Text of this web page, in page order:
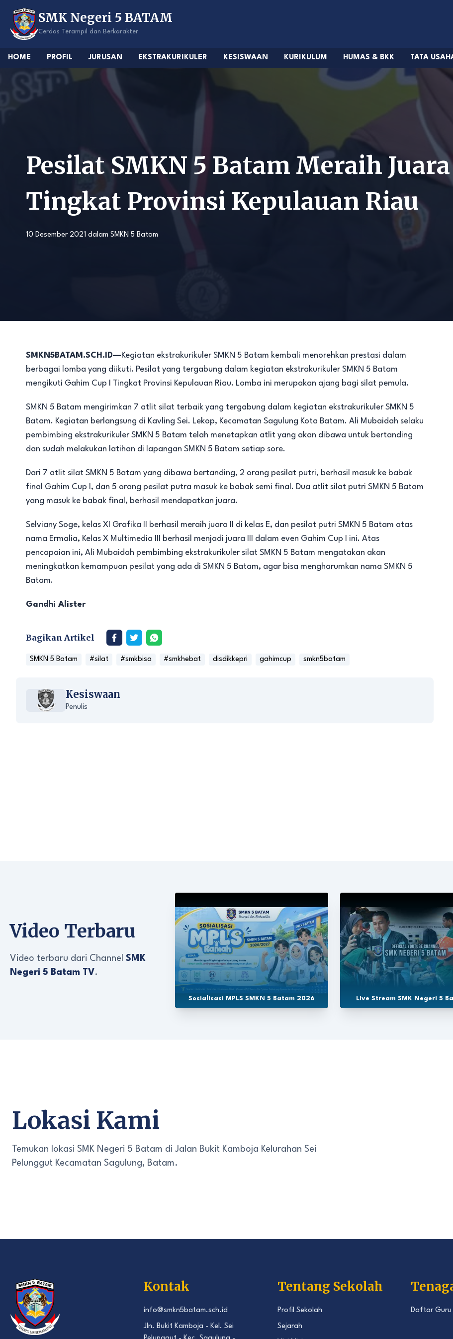
content
SMK Negeri 5 BATAM
Cerdas Terampil dan Berkarakter
HOME PROFIL JURUSAN EKSTRAKURIKULER KESISWAAN KURIKULUM HUMAS & BKK TATA
Pesilat SMKN 5 Batam Meraih
Tingkat Provinsi Kepulauan Riau
10 Desember 2021 dalam SMKN 5 Batam
SMKN5BATAM.SCH.ID—Kegiatan ekstrakurikuler SMKN 5 Batam kembali menorehkan prestasi dalam
berbagai lomba yang diikuti. Pesilat yang tergabung dalam kegiatan ekstrakurikuler SMKN 5 Batam
mengikuti Gahim Cup I Tingkat Provinsi Kepulauan Riau. Lomba ini merupakan ajang bagi silat pemula.
SMKN 5 Batam mengirimkan 7 atlit silat terbaik yang tergabung dalam kegiatan ekstrakurikuler SMKN 5
Batam. Kegiatan berlangsung di Kavling Sei. Lekop, Kecamatan Sagulung Kota Batam. Ali Mubaidah selaku
pembimbing ekstrakurikuler SMKN 5 Batam telah menetapkan atlit yang akan dibawa untuk bertanding
dan sudah melakukan latihan di lapangan SMKN 5 Batam setiap sore.
Dari 7 atlit silat SMKN 5 Batam yang dibawa bertanding, 2 orang pesilat putri, berhasil masuk ke babak
final Gahim Cup I, dan 5 orang pesilat putra masuk ke babak semi final. Dua atlit silat putri SMKN 5 Batam
yang masuk ke babak final, berhasil mendapatkan juara.
Selviany Soge, kelas XI Grafika II berhasil meraih juara II di kelas E, dan pesilat putri SMKN 5 Batam atas
nama Ermalia, Kelas X Multimedia III berhasil menjadi juara III dalam even Gahim Cup I ini. Atas
pencapaian ini, Ali Mubaidah pembimbing ekstrakurikuler silat SMKN 5 Batam mengatakan akan
meningkatkan kemampuan pesilat yang ada di SMKN 5 Batam, agar bisa mengharumkan nama SMKN 5
Batam.
Gandhi Alister
Bagikan Artikel
SMKN 5 Batam #silat #smkbisa #smkhebat disdikkepri gahimcup smkn5batam
Kesiswaan
Penulis
Video Terbaru
Video terbaru dari Channel SMK
Negeri 5 Batam TV.
Sosialisasi MPLS SMKN 5 Batam 2026 Live Stream SMK Negeri 5
Lokasi Kami
Temukan lokasi SMK Negeri 5 Batam di Jalan Bukit Kamboja Kelurahan Sei
Pelunggut Kecamatan Sagulung, Batam.
Kontak
info@smkn5batam.sch.id
Jln. Bukit Kamboja - Kel. Sei
Tentang Sekolah
Profil Sekolah
Sejarah
Daftar Guru